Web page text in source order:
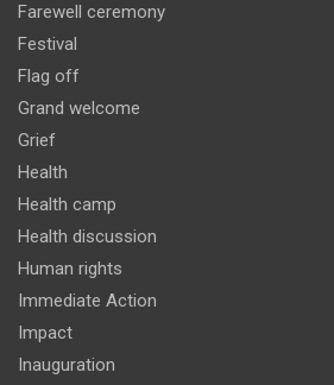
Farewell ceremony
Festival
Flag off
Grand welcome
Grief
Health
Health camp
Health discussion
Human rights
Immediate Action
Impact
Inauguration